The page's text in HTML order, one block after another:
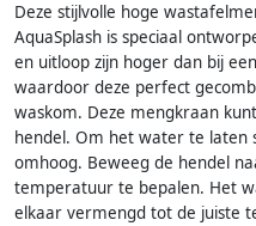
Deze stijlvolle hoge
AquaSplash is speciaal
en uitloop zijn hoger dan bij
waardoor deze perfect
waskom. Deze mengkraan
hendel. Om het water te laten
omhoog. Beweeg de hendel
temperatuur te bepalen. Het
elkaar vermengd tot de juiste